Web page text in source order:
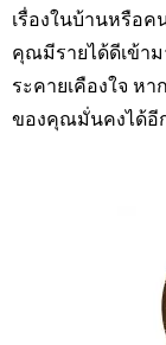
เรื่องในบ้านหรือค
คุณมีรายได้ดีเข้า
ระคายเคืองใจ หา
ของคุณมั่นคงได้อี